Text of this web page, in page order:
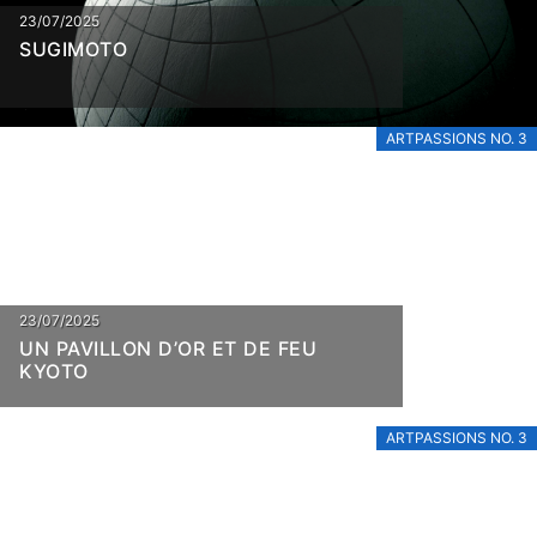
23/07/2025
SUGIMOTO
ARTPASSIONS NO. 3
23/07/2025
UN PAVILLON D’OR ET DE FEU
KYOTO
ARTPASSIONS NO. 3